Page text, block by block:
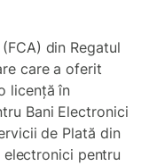
din Regatul
care a oferit
licență în
Bani Electronici
de Plată din
pentru